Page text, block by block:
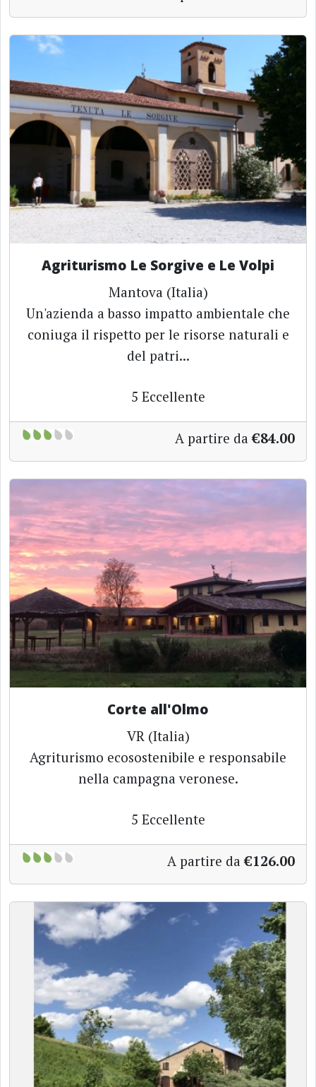
Agriturismo Le Sorgive e Le Volpi
Mantova (Italia)
Un'azienda a basso impatto ambientale che
coniuga il rispetto per le risorse naturali e
del patri...
5 Eccellente
A partire da €84.00
Corte all'Olmo
VR (Italia)
Agriturismo ecosostenibile e responsabile
nella campagna veronese.
5 Eccellente
A partire da €126.00